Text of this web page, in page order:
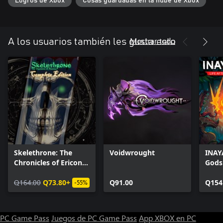
cultura y personajes profundos con los que conversar.
A los usuarios también les gusta esto
Mostrar todo
Skelethrone: The
Chronicles of Ericona
Q164.00 Q73.80+ -55%
Voidwrought
Q91.00
Gods
PC Game Pass Juegos de PC Game Pass App XBOX en PC